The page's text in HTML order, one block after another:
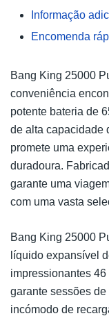
Informação
Encomenda
Bang King 25000
conveniência
potente bateria de
de alta capacidade
promete uma
duradoura.
garante uma
com uma vasta
Bang King 25000
líquido expansível
impressionantes
garante sessões
incómodo de